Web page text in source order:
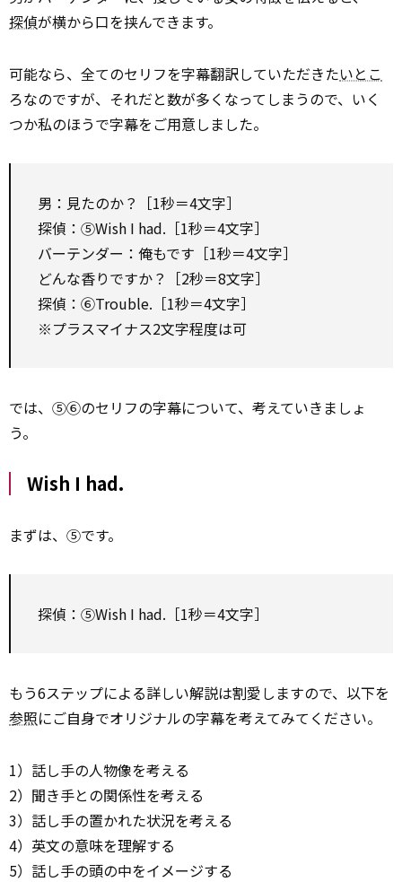
探偵が横から口を挟んできます。
可能なら、全てのセリフを字幕翻訳していただきたいとこ
ろなのですが、それだと数が多くなってしまうので、いく
つか私のほうで字幕をご用意しました。
男：見たのか？［1秒＝4文字］
探偵：⑤Wish I had.［1秒＝4文字］
バーテンダー：俺もです［1秒＝4文字］
どんな香りですか？［2秒＝8文字］
探偵：⑥Trouble.［1秒＝4文字］
※プラスマイナス2文字程度は可
では、⑤⑥のセリフの字幕について、考えていきましょ
う。
Wish I had.
まずは、⑤です。
探偵：⑤Wish I had.［1秒＝4文字］
もう6ステップによる詳しい解説は割愛しますので、以下を
参照にご自身でオリジナルの字幕を考えてみてください。
1）話し手の人物像を考える
2）聞き手との関係性を考える
3）話し手の置かれた状況を考える
4）英文の意味を理解する
5）話し手の頭の中をイメージする